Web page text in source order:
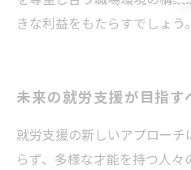
きな利益をもたらすでしょう。
未来の就労支援が目指す
就労支援の新しいアプロー
らず、多様な才能を持つ人